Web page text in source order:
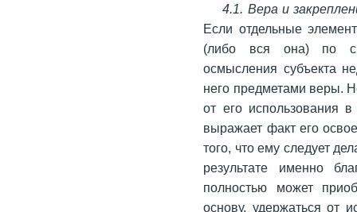
4.1. Вера и
Если отдельные
(либо вся она) по
осмысления субъекта
него предметами веры.
от его использования
выражает факт его
того, что ему следует
результате именно
полностью может
основу, удержаться от